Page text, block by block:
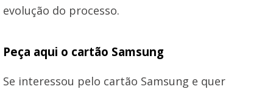
evolução do processo.
Peça aqui o cartão Samsung
Se interessou pelo cartão Samsung e quer